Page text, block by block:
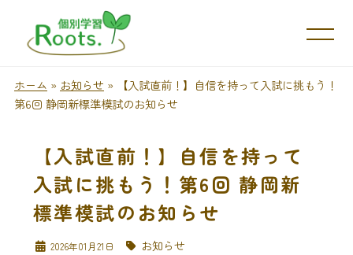
ホーム » お知らせ »
【入試直前！】自信を持って入試に挑もう！
第6回 静岡新標準模試のお知らせ
【入試直前！】自信を持って
入試に挑もう！第6回 静岡新
標準模試のお知らせ
2026年01月21日 お知らせ